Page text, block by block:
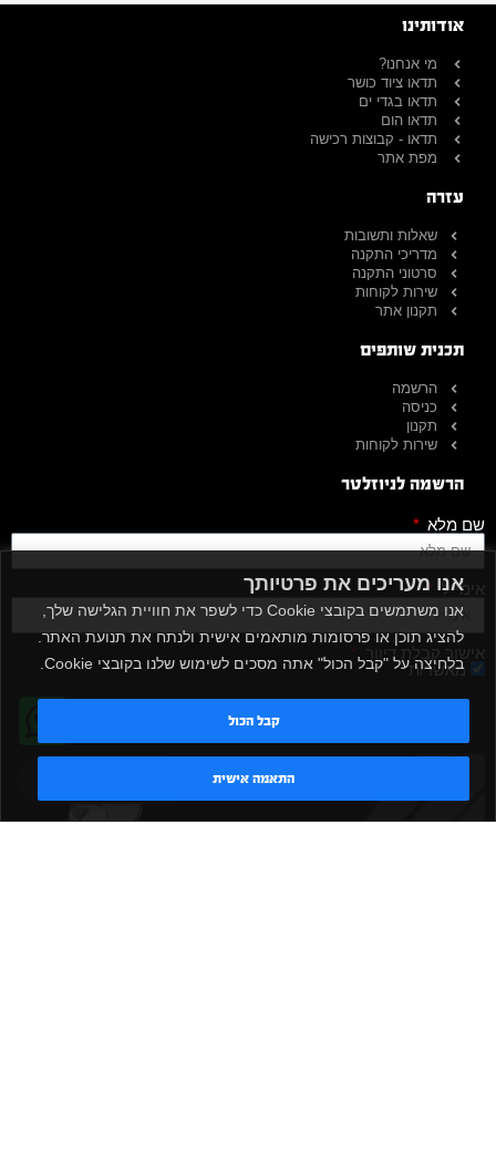
אנו מעריכים את פרטיותך
אנו משתמשים בקובצי Cookie כדי לשפר את חוויית הגלישה שלך,
להציג תוכן או פרסומות מותאמים אישית ולנתח את תנועת האתר.
בלחיצה על "קבל הכול" אתה מסכים לשימוש שלנו בקובצי Cookie.
התאמה אישית
קבל הכול
אודותינו
מי אנחנו?
תדאו ציוד כושר
תדאו בגדי ים
תדאו הום
תדאו - קבוצות רכישה
מפת אתר
עזרה
שאלות ותשובות
מדריכי התקנה
סרטוני התקנה
שירות לקוחות
תקנון אתר
תכנית שותפים
הרשמה
כניסה
תקנון
שירות לקוחות
הרשמה לניוזלטר
שם מלא
אימייל
אישור קבלת דיוור
מאשר/ת